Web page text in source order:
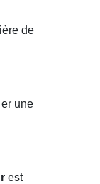
de
er une
est